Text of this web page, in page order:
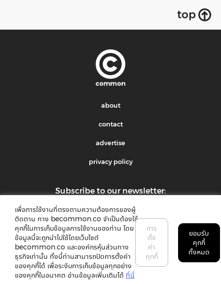
top
about
contact
advertise
privacy policy
Subscribe to our newsletter:
submit
©2018 common. All rights reserved
เพื่อการใช้งานที่ตรงตามความต้องการของผู้
ติดตาม ทาง becommon.co จำเป็นต้องใช้
คุกกี้ในการเก็บข้อมูลการใช้งานของท่าน โดย
ข้อมูลนี้จะถูกนำไปใช้โดยเว็บไซต์
becommon.co และองค์กรหุ้นส่วนทาง
ธุรกิจเท่านั้น ทั้งนี้ท่านสามารถปิดการตั้งค่า
ของคุกกี้ได้ เพื่อระงับการเก็บข้อมูลทุกอย่าง
ของคุกกี้ในอนาคต อ่านข้อมูลเพิ่มเติมได้ ที่นี่
การ
ตั้ง
ค่า
คุกกี้
ยอมรับ
คุกกี้
ทั้งหมด